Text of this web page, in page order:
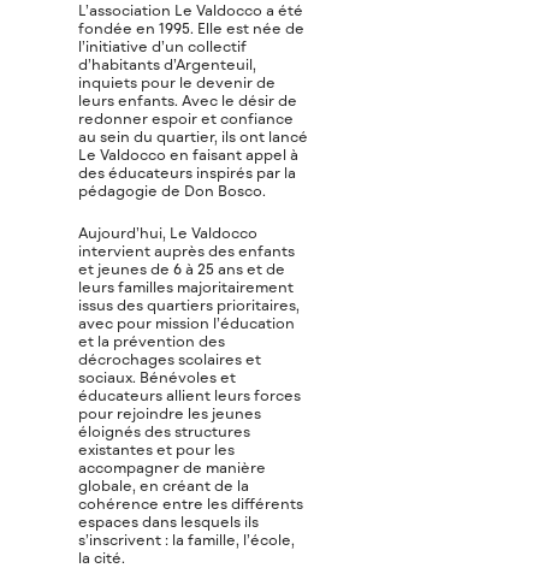
L’association Le Valdocco a été
fondée en 1995. Elle est née de
l’initiative d’un collectif
d’habitants d’Argenteuil,
inquiets pour le devenir de
leurs enfants. Avec le désir de
redonner espoir et confiance
au sein du quartier, ils ont lancé
Le Valdocco en faisant appel à
des éducateurs inspirés par la
pédagogie de Don Bosco.
Aujourd’hui, Le Valdocco
intervient auprès des enfants
et jeunes de 6 à 25 ans et de
leurs familles majoritairement
issus des quartiers prioritaires,
avec pour mission l’éducation
et la prévention des
décrochages scolaires et
sociaux. Bénévoles et
éducateurs allient leurs forces
pour rejoindre les jeunes
éloignés des structures
existantes et pour les
accompagner de manière
globale, en créant de la
cohérence entre les différents
espaces dans lesquels ils
s’inscrivent : la famille, l’école,
la cité.